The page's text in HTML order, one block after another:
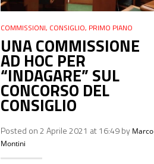
COMMISSIONI, CONSIGLIO, PRIMO PIANO
UNA COMMISSIONE
AD HOC PER
“INDAGARE” SUL
CONCORSO DEL
CONSIGLIO
Posted on 2 Aprile 2021 at 16:49 by Marco
Montini